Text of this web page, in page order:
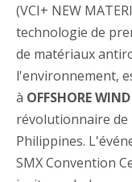
(VCI+ NEW
technologie de
de matériaux
l'environnement,
à OFFSHORE
révolutionnaire
Philippines.
SMX Convention